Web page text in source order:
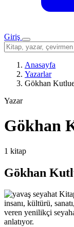
Giriş
Menü
Sitede
ara
Anasayfa
Yazarlar
Gökhan
Yazar
Gökhan
1 kitap
Gökhan
insanı, kültürü,
veren yenilikçi
anlatıyor.